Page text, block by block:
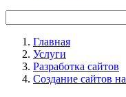
Главная
Услуги
Разработка сайтов
Создание сайтов